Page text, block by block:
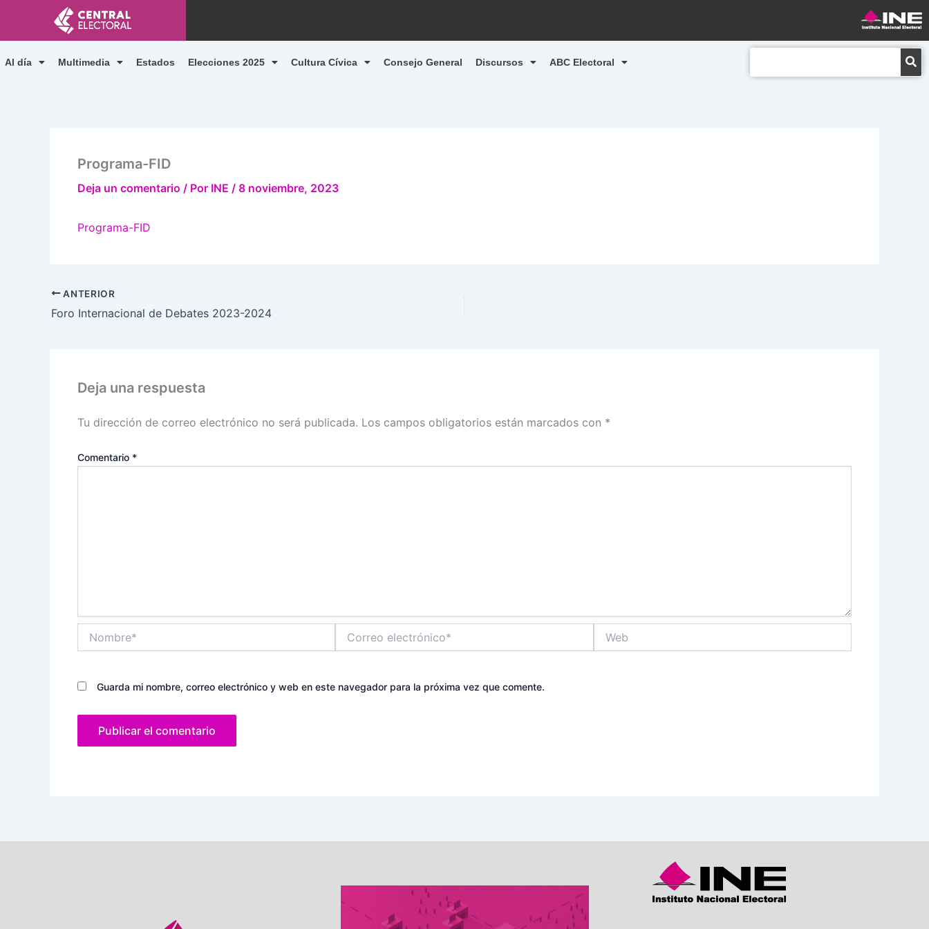
contenido
Al día Multimedia Estados Elecciones 2025 Cultura Cívica Consejo General Discursos ABC Electoral
Programa-FID
Deja un comentario / Por INE / 8 noviembre, 2023
Programa-FID
ANTERIOR
Foro Internacional de Debates 2023-2024
Deja una respuesta
Tu dirección de correo electrónico no será publicada. Los campos obligatorios están marcados con *
Comentario *
electrónico*
Guarda mi nombre, correo electrónico y web en este navegador para la próxima vez que comente.